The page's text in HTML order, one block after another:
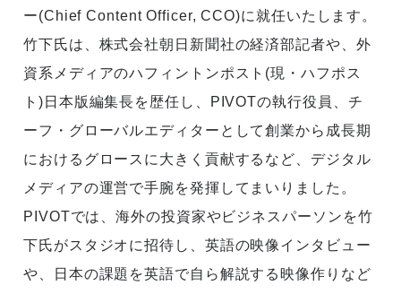
ー(Chief Content Officer, CCO)に就任いたします。
竹下氏は、株式会社朝日新聞社の経済部記者や、外
資系メディアのハフィントンポスト(現・ハフポス
ト)日本版編集長を歴任し、PIVOTの執行役員、チ
ーフ・グローバルエディターとして創業から成長期
におけるグロースに大きく貢献するなど、デジタル
メディアの運営で手腕を発揮してまいりました。
PIVOTでは、海外の投資家やビジネスパーソンを竹
下氏がスタジオに招待し、英語の映像インタビュー
や、日本の課題を英語で自ら解説する映像作りなど